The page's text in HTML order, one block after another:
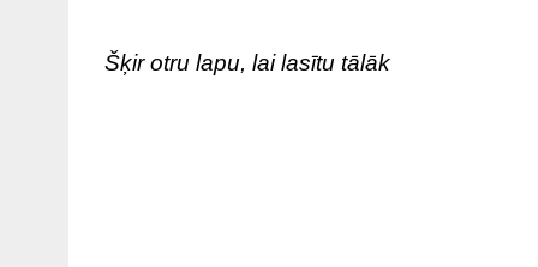
Šķir otru lapu, lai lasītu tālāk